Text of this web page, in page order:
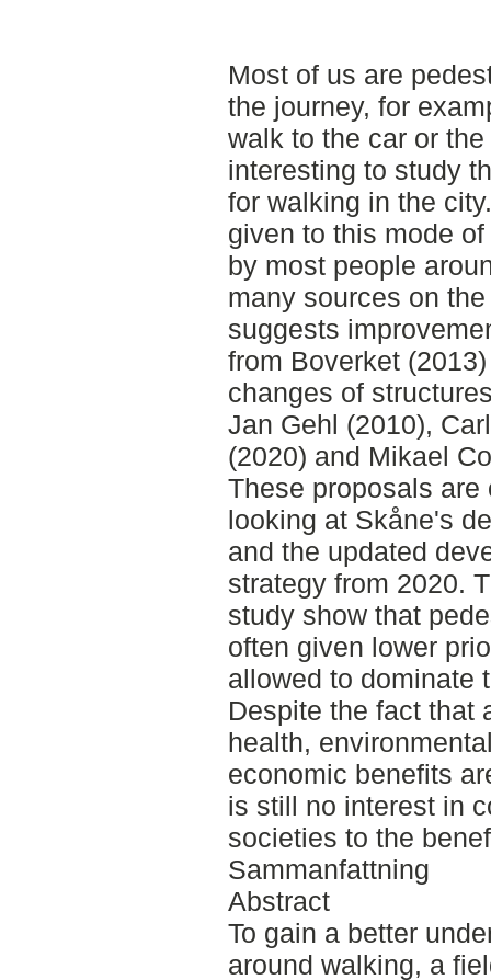
Most of us are
the journey, for
walk to the car or
interesting to study
for walking in the
given to this mode
by most people
many sources on
suggests
from Boverket
changes of
Jan Gehl (2010),
(2020) and Mikael
These proposals are
looking at Skåne's
and the updated
strategy from 2020.
study show that
often given lower
allowed to dominate
Despite the fact that
health,
economic benefits
is still no interest in
societies to the
Sammanfattning
Abstract
To gain a better
around walking, a